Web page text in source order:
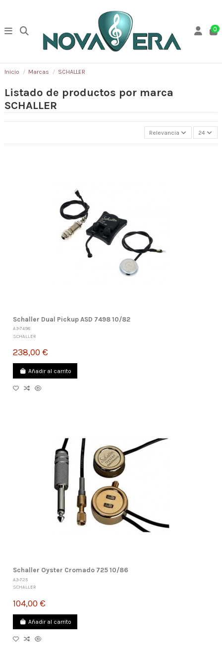
0
Inicio Marcas SCHALLER
Listado de productos por marca
SCHALLER
Relevancia 24
Schaller Dual Pickup ASD 7498 10/82
A3-7498
SCHALLER
238,00 €
Añadir al carrito
Schaller Oyster Cromado 725 10/86
A3-725
SCHALLER
104,00 €
Añadir al carrito